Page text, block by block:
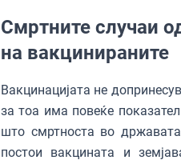
Смртните случаи
на вакцинираните
Вакцинацијата не
за тоа има повеќе
што смртноста во
постои вакцината и